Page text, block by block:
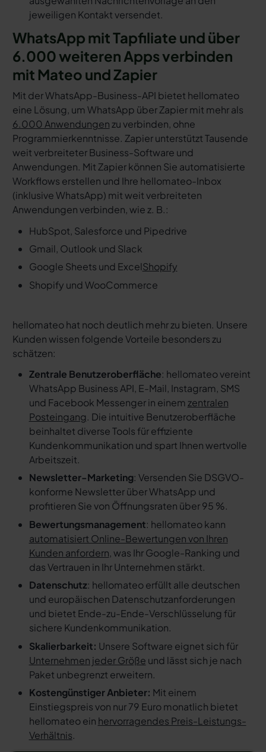
jeweiligen Kontakt versendet.
WhatsApp mit Tapfiliate und über
6.000 weiteren Apps verbinden
mit Mateo und Zapier
Mit der WhatsApp-Business-API bietet hellomateo
eine Lösung, um WhatsApp über Zapier mit mehr als
6.000 Anwendungenzu verbinden, ohne
Programmierkenntnisse. Zapier unterstützt Tausende
weit verbreiteter Business-Software und
Anwendungen. Mit Zapier können Sie automatisierte
Workflows erstellen und Ihre hellomateo-Inbox
(inklusive WhatsApp) mit weit verbreiteten
Anwendungen verbinden, wie z. B.:
HubSpot, Salesforce und Pipedrive
Gmail, Outlook und Slack
Google Sheets und ExcelShopify
Shopify und WooCommerce
hellomateo hat noch deutlich mehr zu bieten. Unsere
Kunden wissen folgende Vorteile besonders zu
schätzen:
Zentrale Benutzeroberfläche: hellomateo vereint
WhatsApp Business API, E-Mail, Instagram, SMS
und Facebook Messenger in einem zentralen
Posteingang. Die intuitive Benutzeroberfläche
beinhaltet diverse Tools für effiziente
Kundenkommunikation und spart Ihnen wertvolle
Arbeitszeit.
Newsletter-Marketing: Versenden Sie DSGVO-
konforme Newsletter über WhatsApp und
profitieren Sie von Öffnungsraten über 95 %.
Bewertungsmanagement: hellomateo kann
automatisiert Online-Bewertungen von Ihren
Kunden anfordern, was Ihr Google-Ranking und
das Vertrauen in Ihr Unternehmen stärkt.
Datenschutz: hellomateo erfüllt alle deutschen
und europäischen Datenschutzanforderungen
und bietet Ende-zu-Ende-Verschlüsselung für
sichere Kundenkommunikation.
Skalierbarkeit: Unsere Software eignet sich für
Unternehmen jeder Größe und lässt sich je nach
Paket unbegrenzt erweitern.
Kostengünstiger Anbieter: Mit einem
Einstiegspreis von nur 79 Euro monatlich bietet
hellomateo ein hervorragendes Preis-Leistungs-
Verhältnis.